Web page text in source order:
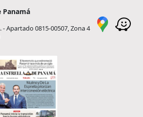
Panamá
Apartado 0815-00507, Zona 4